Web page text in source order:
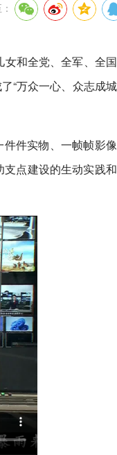
和全党、全军、全
“万众一心、众志成城
件实物、一帧帧影像
点建设的生动实践